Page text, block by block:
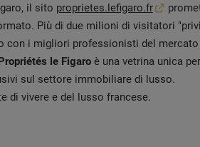
il sito proprietes.lefigaro.fr
Più di due milioni di visitatori
con i migliori professionisti del
le Figaroè una vetrina unica
sul settore immobiliare di lusso.
di vivere e del lusso francese.